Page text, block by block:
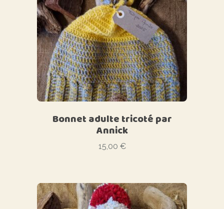
Bonnet adulte tricoté par
Annick
15,00 €